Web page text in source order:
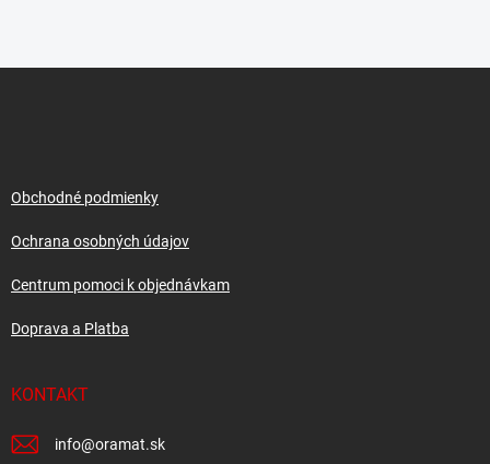
Obchodné podmienky
Ochrana osobných údajov
Centrum pomoci k objednávkam
Doprava a Platba
KONTAKT
info@oramat.sk